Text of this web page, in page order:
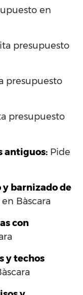
en
presupuesto
presupuesto
presupuesto
antiguos: Pide
barnizado de
Bàscara
con
y techos